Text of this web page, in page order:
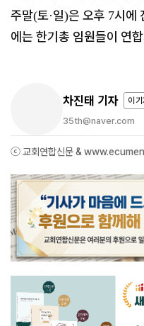
주말(토·일)은 오후 7시에
에는 한기총 임원들이 연
차진태 기자 이
35th@naver.com
ⓒ 교회연합신문 &